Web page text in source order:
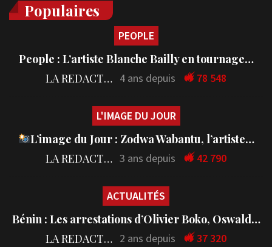
Populaires
PEOPLE
People : L’artiste Blanche Bailly en tournage…
LA REDACTION 4 ans depuis 78 548
L'IMAGE DU JOUR
L’image du Jour : Zodwa Wabantu, l’artiste…
LA REDACTION 3 ans depuis 42 790
ACTUALITÉS
Bénin : Les arrestations d’Olivier Boko, Oswald…
LA REDACTION 2 ans depuis 37 320